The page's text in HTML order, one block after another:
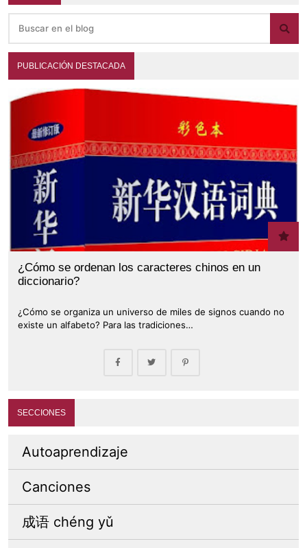
PUBLICACIÓN DESTACADA
¿Cómo se ordenan los caracteres chinos en un
diccionario?
¿Cómo se organiza un universo de miles de signos cuando no
existe un alfabeto? Para las tradiciones…
SECCIONES
Autoaprendizaje
Canciones
成语 chéng yǔ